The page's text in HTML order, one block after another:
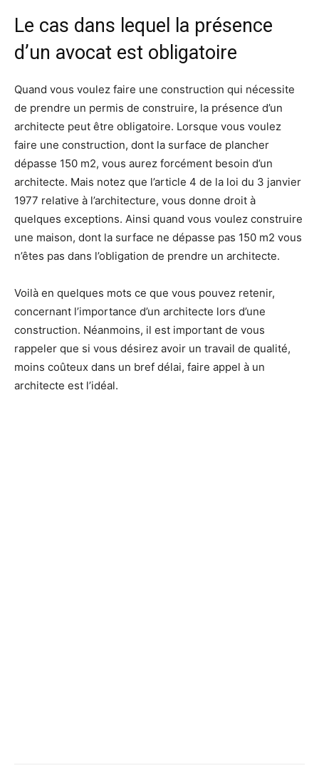
Le cas dans lequel la présence
d’un avocat est obligatoire
Quand vous voulez faire une construction qui nécessite
de prendre un permis de construire, la présence d’un
architecte peut être obligatoire. Lorsque vous voulez
faire une construction, dont la surface de plancher
dépasse 150 m2, vous aurez forcément besoin d’un
architecte. Mais notez que l’article 4 de la loi du 3 janvier
1977 relative à l’architecture, vous donne droit à
quelques exceptions. Ainsi quand vous voulez construire
une maison, dont la surface ne dépasse pas 150 m2 vous
n’êtes pas dans l’obligation de prendre un architecte.
Voilà en quelques mots ce que vous pouvez retenir,
concernant l’importance d’un architecte lors d’une
construction. Néanmoins, il est important de vous
rappeler que si vous désirez avoir un travail de qualité,
moins coûteux dans un bref délai, faire appel à un
architecte est l’idéal.